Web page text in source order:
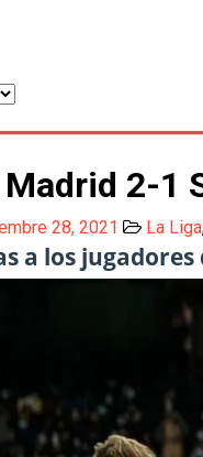
2-1
28, 2021 La Liga
a los